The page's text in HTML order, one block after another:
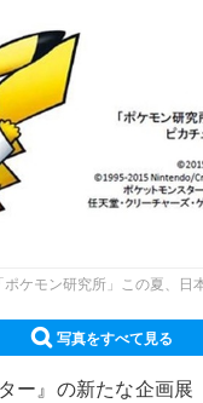
ケモン研究所」この夏、日
写真をすべて見る
ー』の新たな企画